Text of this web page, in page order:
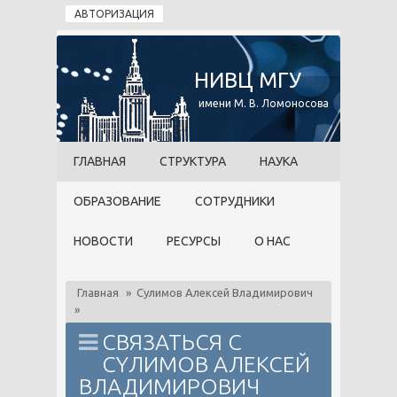
Перейти к основному содержанию
АВТОРИЗАЦИЯ
НИВЦ МГУ
имени М. В. Ломоносова
ГЛАВНАЯ СТРУКТУРА НАУКА
ОБРАЗОВАНИЕ СОТРУДНИКИ
НОВОСТИ РЕСУРСЫ О НАС
Главная » Сyлимов Алексей Bладимирович
»
СВЯЗАТЬСЯ С
СYЛИМОВ АЛЕКСЕЙ
BЛАДИМИРОВИЧ